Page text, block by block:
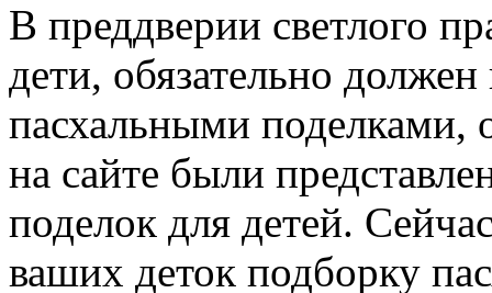
В преддверии светлого
дети, обязательно
пасхальными поделками,
на сайте были
поделок для детей.
ваших деток подборку